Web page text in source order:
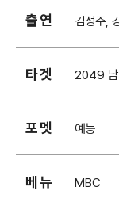
출연 김성주,
타겟 2049 남
포멧 예능
베뉴 MBC